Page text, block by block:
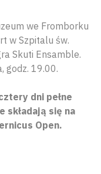
we Fromborku
w Szpitalu św.
Skuti Ensamble.
godz. 19.00.
dni pełne
składają się na
Open.